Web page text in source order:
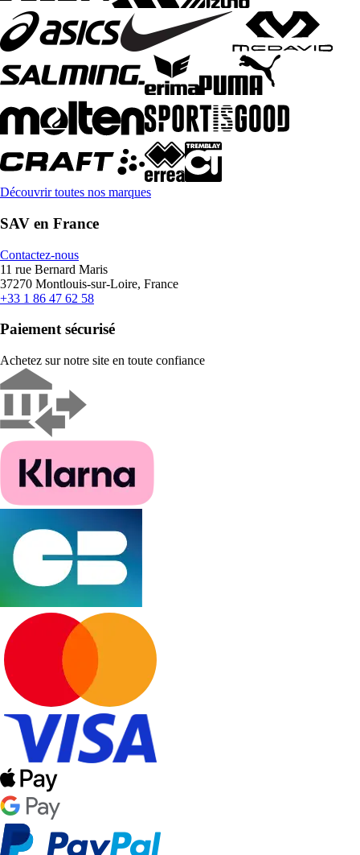
Découvrir toutes nos marques
SAV en France
Contactez-nous
11 rue Bernard Maris
37270 Montlouis-sur-Loire, France
+33 1 86 47 62 58
Paiement sécurisé
Achetez sur notre site en toute confiance